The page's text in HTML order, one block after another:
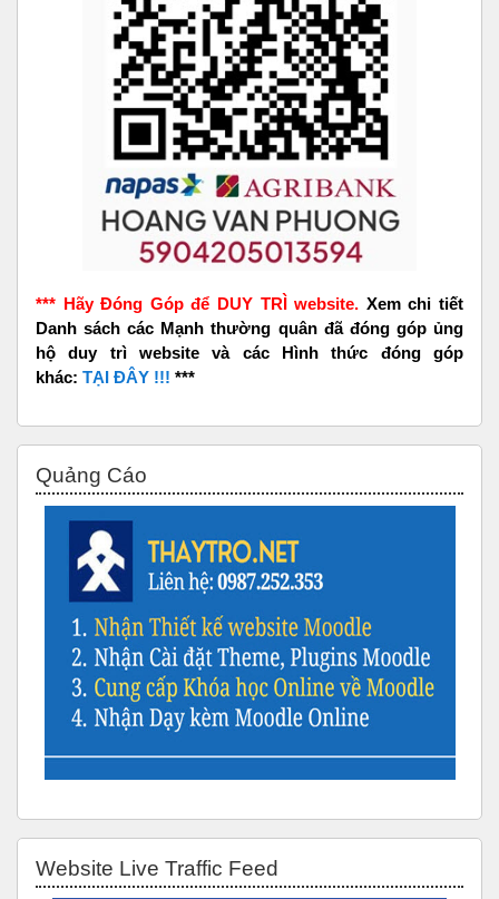
*** Hãy Đóng Góp để DUY TRÌ website. Xem chi tiết
Danh sách các Mạnh thường quân đã đóng góp ủng
hộ duy trì website và các Hình thức đóng góp
khác: TẠI ĐÂY !!! ***
Quảng Cáo
Website Live Traffic Feed